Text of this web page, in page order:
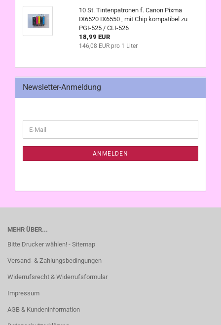
10 St. Tintenpatronen f. Canon Pixma
IX6520 IX6550 , mit Chip kompatibel zu
PGI-525 / CLI-526
18,99 EUR
146,08 EUR pro 1 Liter
Newsletter-Anmeldung
ZUR
E-
Mail
ANMELDEN
MEHR ÜBER...
Bitte Drucker wählen! - Sitemap
Versand- & Zahlungsbedingungen
Widerrufsrecht & Widerrufsformular
Impressum
AGB & Kundeninformation